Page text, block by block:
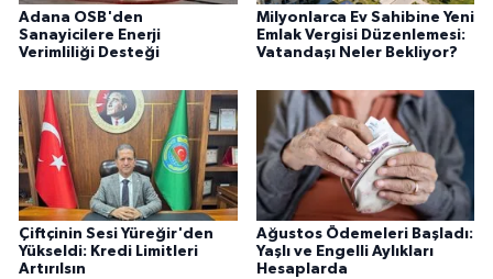
Adana OSB'den
Sanayicilere Enerji
Verimliliği Desteği
Milyonlarca Ev Sahibine Yeni
Emlak Vergisi Düzenlemesi:
Vatandaşı Neler Bekliyor?
Çiftçinin Sesi Yüreğir'den
Yükseldi: Kredi Limitleri
Artırılsın
Ağustos Ödemeleri Başladı:
Yaşlı ve Engelli Aylıkları
Hesaplarda